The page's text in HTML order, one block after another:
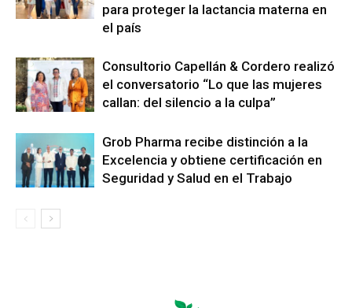
para proteger la lactancia materna en
el país
Consultorio Capellán & Cordero realizó
el conversatorio “Lo que las mujeres
callan: del silencio a la culpa”
Grob Pharma recibe distinción a la
Excelencia y obtiene certificación en
Seguridad y Salud en el Trabajo